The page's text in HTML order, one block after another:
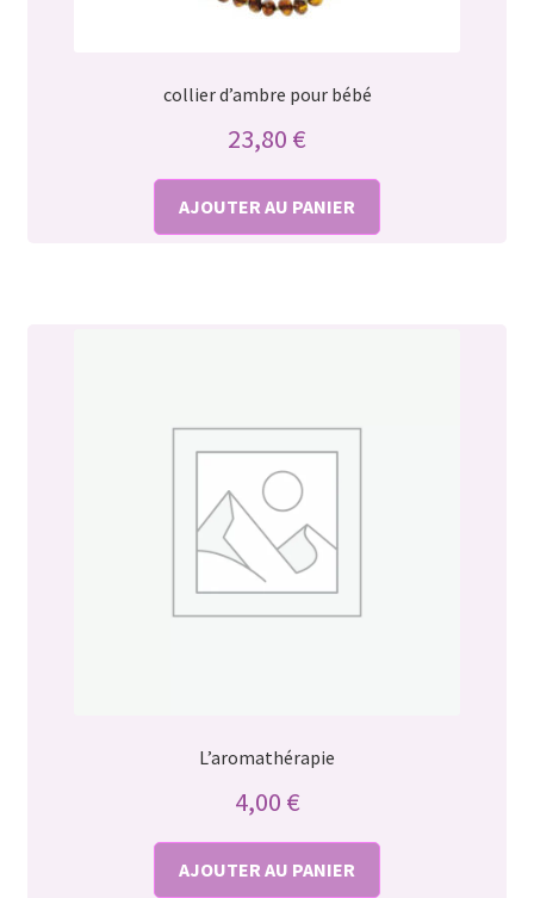
collier d’ambre pour bébé
23,80 €
AJOUTER AU PANIER
L’aromathérapie
4,00 €
AJOUTER AU PANIER